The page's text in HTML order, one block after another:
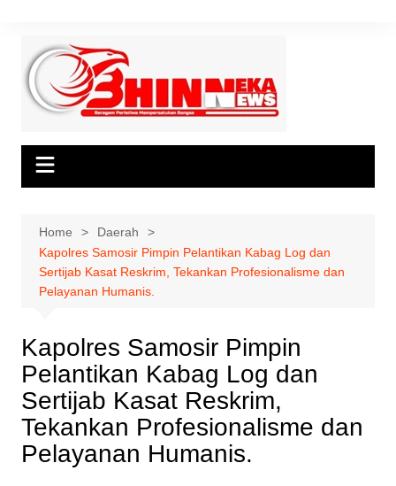
content
Home
Daerah
Kapolres Samosir Pimpin Pelantikan Kabag Log dan
Sertijab Kasat Reskrim, Tekankan Profesionalisme dan
Pelayanan Humanis.
Kapolres Samosir Pimpin
Pelantikan Kabag Log dan
Sertijab Kasat Reskrim,
Tekankan Profesionalisme dan
Pelayanan Humanis.